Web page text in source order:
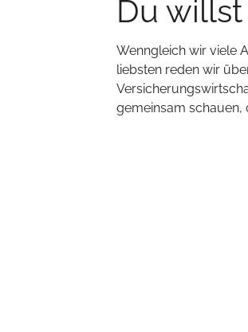
Du
Wenngleich wir viele
liebsten reden wir
gemeinsam schauen,